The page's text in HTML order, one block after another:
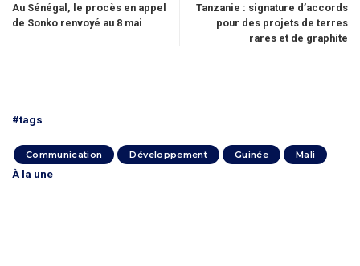
Au Sénégal, le procès en appel
de Sonko renvoyé au 8 mai
Tanzanie : signature d’accords
pour des projets de terres
rares et de graphite
#tags
Communication Développement Guinée Mali
À la une